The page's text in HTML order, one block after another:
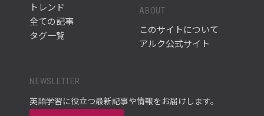
トレンド
全ての記事
タグ一覧
ABOUT
このサイトについて
アルク公式サイト
NEWSLETTER
英語学習に役立つ最新記事や情報をお届けします。